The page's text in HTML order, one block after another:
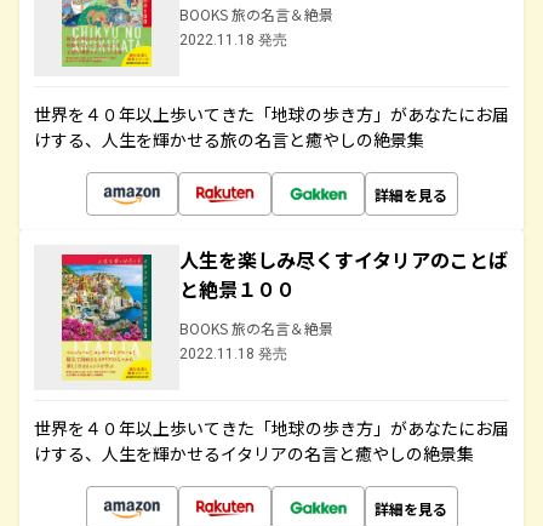
BOOKS 旅の名言＆絶景
2022.11.18 発売
世界を４０年以上歩いてきた「地球の歩き方」があなたにお届
けする、人生を輝かせる旅の名言と癒やしの絶景集
詳細を見る
人生を楽しみ尽くすイタリアのことば
と絶景１００
BOOKS 旅の名言＆絶景
2022.11.18 発売
世界を４０年以上歩いてきた「地球の歩き方」があなたにお届
けする、人生を輝かせるイタリアの名言と癒やしの絶景集
詳細を見る